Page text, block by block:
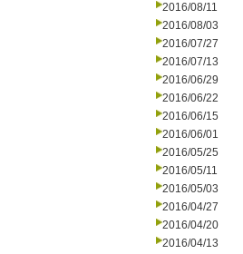
2016/08/11
2016/08/03
2016/07/27
2016/07/13
2016/06/29
2016/06/22
2016/06/15
2016/06/01
2016/05/25
2016/05/11
2016/05/03
2016/04/27
2016/04/20
2016/04/13